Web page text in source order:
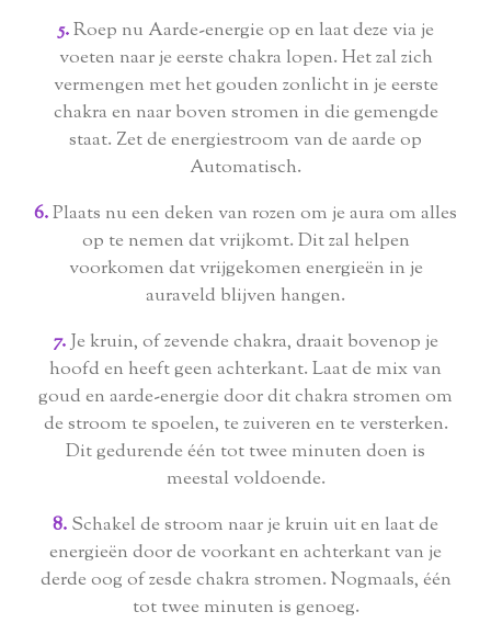
5.Roep nu Aarde-energie op en laat deze via je
voeten naar je eerste chakra lopen. Het zal zich
vermengen met het gouden zonlicht in je eerste
chakra en naar boven stromen in die gemengde
staat. Zet de energiestroom van de aarde op
Automatisch.
6.Plaats nu een deken van rozen om je aura om alles
op te nemen dat vrijkomt. Dit zal helpen
voorkomen dat vrijgekomen energieën in je
auraveld blijven hangen.
7.Je kruin, of zevende chakra, draait bovenop je
hoofd en heeft geen achterkant. Laat de mix van
goud en aarde-energie door dit chakra stromen om
de stroom te spoelen, te zuiveren en te versterken.
Dit gedurende één tot twee minuten doen is
meestal voldoende.
8. Schakel de stroom naar je kruin uit en laat de
energieën door de voorkant en achterkant van je
derde oog of zesde chakra stromen. Nogmaals, één
tot twee minuten is genoeg.